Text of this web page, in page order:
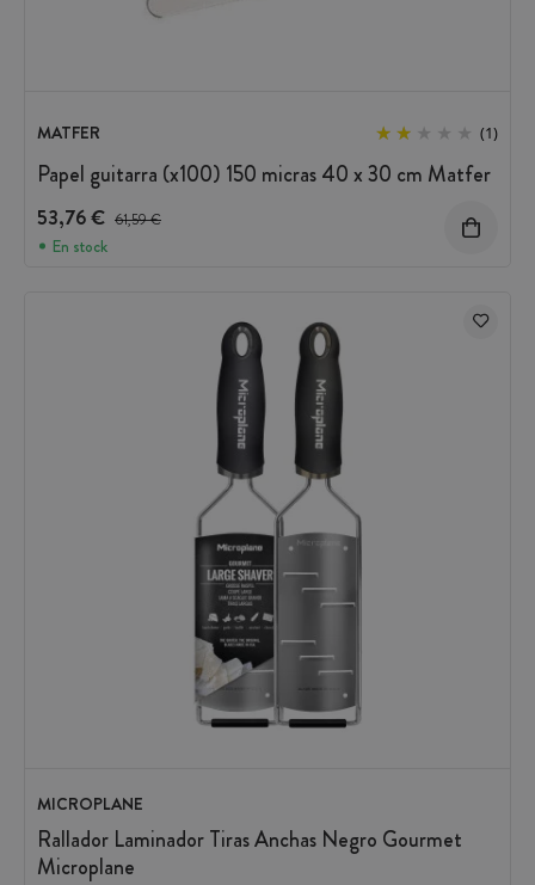
MATFER (1)
Papel guitarra (x100) 150 micras 40 x 30 cm Matfer
53,76 € Precio antes del descuento
61,59 €
En stock
MICROPLANE
Rallador Laminador Tiras Anchas Negro Gourmet
Microplane